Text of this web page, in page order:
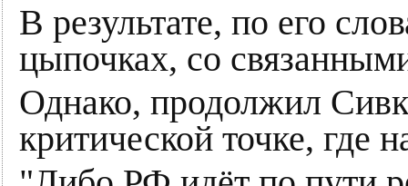
В результате, по его
цыпочках, со
Однако, продолжил
критической точке, где